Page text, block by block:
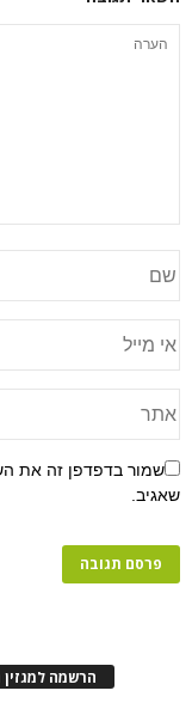
שמור בדפדפן זה את
שאגיב.
הרשמה